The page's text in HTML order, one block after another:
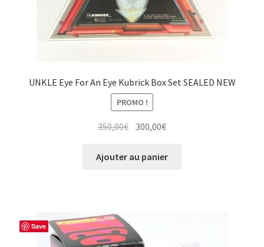
UNKLE Eye For An Eye Kubrick Box Set SEALED NEW
PROMO !
350,00€ Le
initial
300,00€Le
actuel
Ajouter au panier
Save